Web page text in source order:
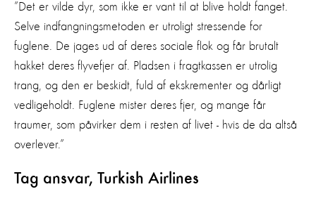
”Det er vilde dyr, som ikke er vant til at blive holdt fanget.
Selve indfangningsmetoden er utroligt stressende for
fuglene. De jages ud af deres sociale flok og får brutalt
hakket deres flyvefjer af. Pladsen i fragtkassen er utrolig
trang, og den er beskidt, fuld af ekskrementer og dårligt
vedligeholdt. Fuglene mister deres fjer, og mange får
traumer, som påvirker dem i resten af livet - hvis de da altså
overlever.”
Tag ansvar, Turkish Airlines